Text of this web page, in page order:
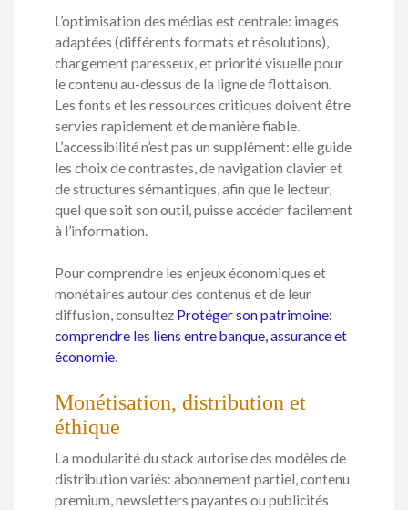
L’optimisation des médias est centrale: images
adaptées (différents formats et résolutions),
chargement paresseux, et priorité visuelle pour
le contenu au-dessus de la ligne de flottaison.
Les fonts et les ressources critiques doivent être
servies rapidement et de manière fiable.
L’accessibilité n’est pas un supplément: elle guide
les choix de contrastes, de navigation clavier et
de structures sémantiques, afin que le lecteur,
quel que soit son outil, puisse accéder facilement
à l’information.
Pour comprendre les enjeux économiques et
monétaires autour des contenus et de leur
diffusion, consultez Protéger son patrimoine:
comprendre les liens entre banque, assurance et
économie.
Monétisation, distribution et
éthique
La modularité du stack autorise des modèles de
distribution variés: abonnement partiel, contenu
premium, newsletters payantes ou publicités